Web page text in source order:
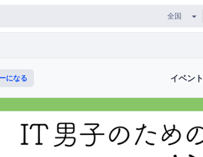
になる イベント